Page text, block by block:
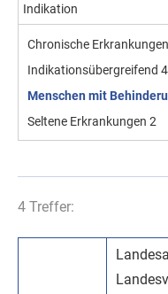
Indikation
Chronische Erkrankungen
Indikationsübergreifend 4
Menschen mit
Seltene Erkrankungen 2
4 Treffer: